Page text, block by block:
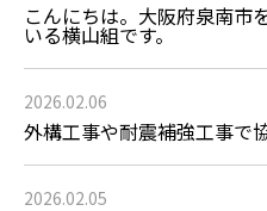
こんにちは。大阪府泉南市
いる横山組です。
2026.02.06
外構工事や耐震補強工事で
2026.02.05